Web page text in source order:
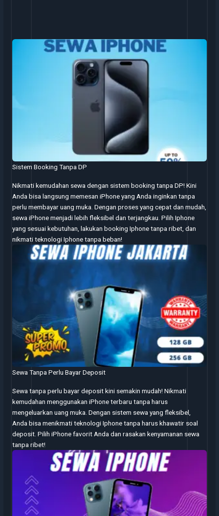
Sistem Booking Tanpa DP
Nikmati kemudahan sewa dengan sistem booking tanpa DP! Kini
Anda bisa langsung memesan iPhone yang Anda inginkan tanpa
perlu membayar uang muka. Dengan proses yang cepat dan mudah,
sewa iPhone menjadi lebih fleksibel dan terjangkau. Pilih Iphone
yang sesuai kebutuhan, lakukan booking Iphone tanpa ribet, dan
nikmati teknologi Iphone tanpa beban!
Sewa Tanpa Perlu Bayar Deposit
Sewa tanpa perlu bayar deposit kini semakin mudah! Nikmati
kemudahan menggunakan iPhone terbaru tanpa harus
mengeluarkan uang muka. Dengan sistem sewa yang fleksibel,
Anda bisa menikmati teknologi Iphone tanpa harus khawatir soal
deposit. Pilih iPhone favorit Anda dan rasakan kenyamanan sewa
tanpa ribet!